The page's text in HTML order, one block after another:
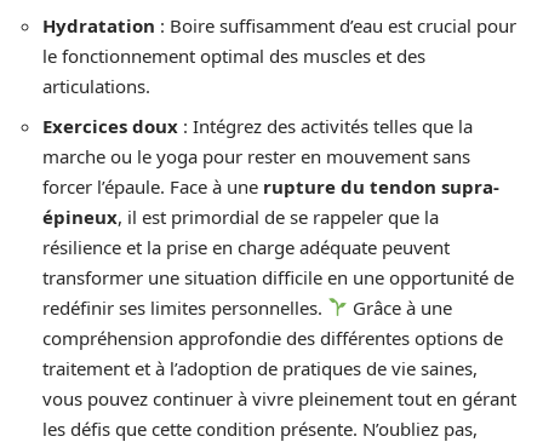
Hydratation : Boire suffisamment d’eau est crucial pour
le fonctionnement optimal des muscles et des
articulations.
Exercices doux : Intégrez des activités telles que la
marche ou le yoga pour rester en mouvement sans
forcer l’épaule. Face à une rupture du tendon supra-
épineux, il est primordial de se rappeler que la
résilience et la prise en charge adéquate peuvent
transformer une situation difficile en une opportunité de
redéfinir ses limites personnelles.
Grâce à une
compréhension approfondie des différentes options de
traitement et à l’adoption de pratiques de vie saines,
vous pouvez continuer à vivre pleinement tout en gérant
les défis que cette condition présente. N’oubliez pas,